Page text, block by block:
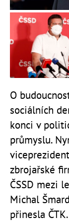
O
sociálních
konci v
průmyslu.
zbrojařské
ČSSD mezi
Michal
přinesla ČTK.